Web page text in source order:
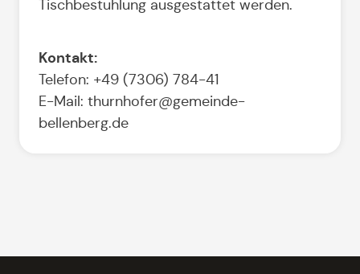
Tischbestuhlung ausgestattet werden.
Kontakt:
Telefon: +49 (7306) 784-41
E-Mail: thurnhofer@gemeinde-
bellenberg.de